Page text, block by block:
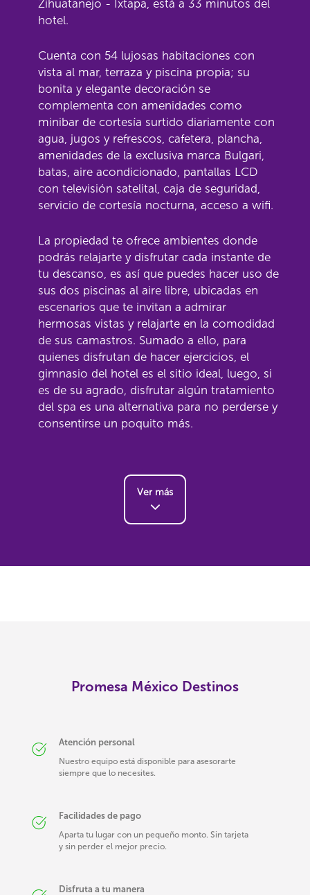
Zihuatanejo - Ixtapa, está a 33 minutos del
hotel.
Cuenta con 54 lujosas habitaciones con
vista al mar, terraza y piscina propia; su
bonita y elegante decoración se
complementa con amenidades como
minibar de cortesía surtido diariamente con
agua, jugos y refrescos, cafetera, plancha,
amenidades de la exclusiva marca Bulgari,
batas, aire acondicionado, pantallas LCD
con televisión satelital, caja de seguridad,
servicio de cortesía nocturna, acceso a wifi.
La propiedad te ofrece ambientes donde
podrás relajarte y disfrutar cada instante de
tu descanso, es así que puedes hacer uso de
sus dos piscinas al aire libre, ubicadas en
escenarios que te invitan a admirar
hermosas vistas y relajarte en la comodidad
de sus camastros. Sumado a ello, para
quienes disfrutan de hacer ejercicios, el
gimnasio del hotel es el sitio ideal, luego, si
es de su agrado, disfrutar algún tratamiento
del spa es una alternativa para no perderse y
consentirse un poquito más.
Ver más
Promesa México Destinos
Atención personal
Nuestro equipo está disponible para asesorarte
siempre que lo necesites.
Facilidades de pago
Aparta tu lugar con un pequeño monto. Sin tarjeta
y sin perder el mejor precio.
Disfruta a tu manera